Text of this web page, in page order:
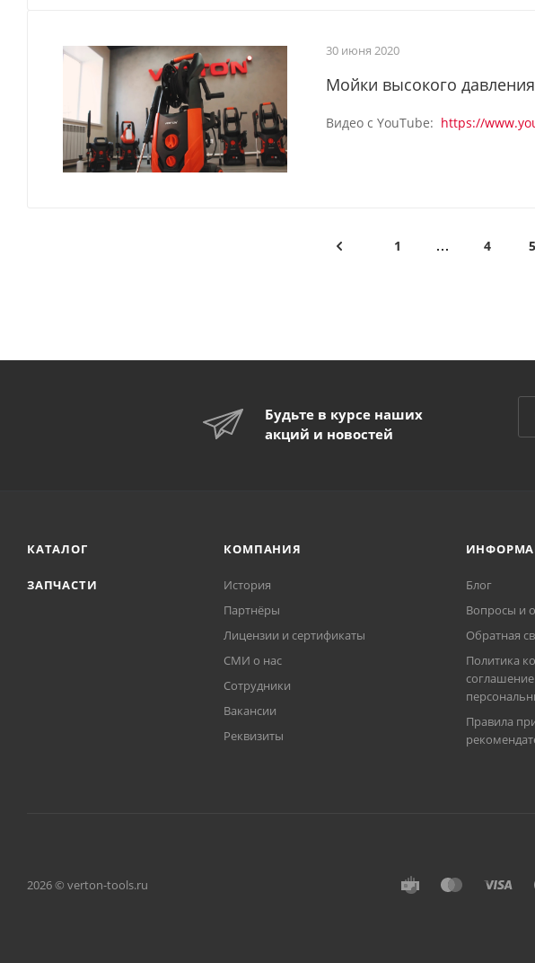
30 июня 2020
Мойки высокого давления
Видео с YouTube: https://
1 4 5
Будьте в курсе наших
акций и новостей
КАТАЛОГ
ЗАПЧАСТИ
КОМПАНИЯ
История
Партнёры
Лицензии и сертификаты
СМИ о нас
Сотрудники
Вакансии
Реквизиты
Блог
Вопросы и
Обратная
Политика
Правила
2026 © verton-tools.ru